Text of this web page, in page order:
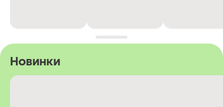
Новинки